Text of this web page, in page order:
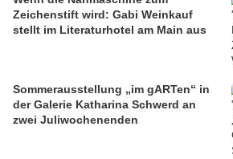
Zeichenstift wird: Gabi Weinkauf
stellt im Literaturhotel am Main aus
Sommerausstellung „im gARTen“ in
der Galerie Katharina Schwerd an
zwei Juliwochenenden